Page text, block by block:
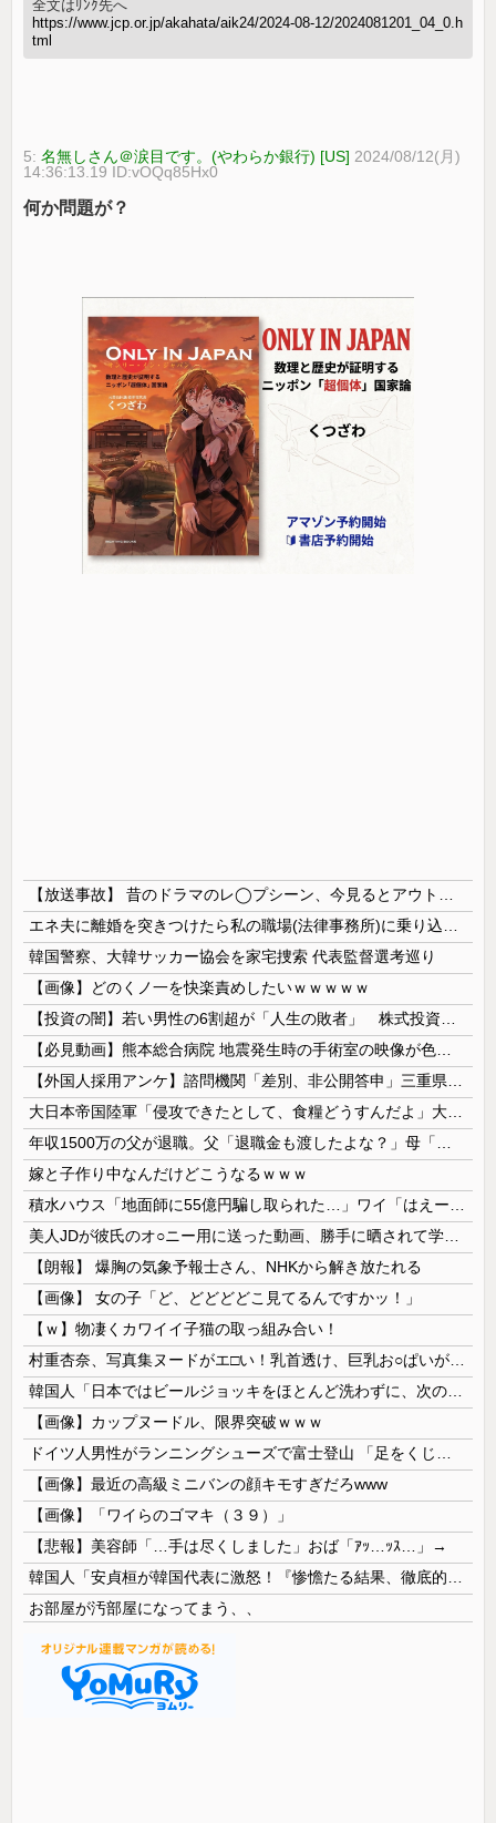
全文はﾘﾝｸ先へ
https://www.jcp.or.jp/akahata/aik24/2024-08-12/2024081201_04_0.h
tml
5:名無しさん＠涙目です。(やわらか銀行) [US] 2024/08/12(月)
14:36:13.19 ID:vOQq85Hx0
何か問題が？
韓国警察、大韓サッカー協会を家宅捜索 代表監督選考巡り
【画像】どのくノ一を快楽責めしたいｗｗｗｗｗ
嫁と子作り中なんだけどこうなるｗｗｗ
【朗報】 爆胸の気象予報士さん、NHKから解き放たれる
【画像】 女の子「ど、どどどどこ見てるんですかッ！」
【ｗ】物凄くカワイイ子猫の取っ組み合い！
【画像】カップヌードル、限界突破ｗｗｗ
【画像】最近の高級ミニバンの顔キモすぎだろwww
【画像】「ワイらのゴマキ（３９）」
【悲報】美容師「…手は尽くしました」おば「ｱｯ…ｯｽ…」→
お部屋が汚部屋になってまう、、